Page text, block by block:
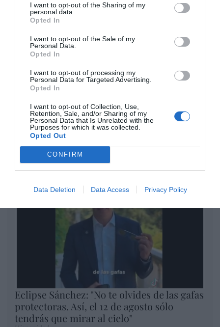
I want to opt-out of the Sharing of my
personal data.
Opted In
I want to opt-out of the Sale of my
Personal Data.
Opted In
I want to opt-out of processing my
Personal Data for Targeted Advertising.
Opted In
I want to opt-out of Collection, Use,
Retention, Sale, and/or Sharing of my
Personal Data that Is Unrelated with the
Purposes for which it was collected.
Opted Out
CONFIRM
Data Deletion Data Access Privacy Policy
son las patentes
Eulogio López
Isabel Pantoja pierde dos pleitos
con Hacienda por 700.000
euros... suma y sigue
Eulogio López
El IBEX 35 cerró la sesión del
miércoles en los 20.057 puntos,
un nuevo récord
Eulogio López
Argumentos
Eclipse Sánchez: "No te olvides de las gafas
protectoras. Así, el 12 de agosto sólo
tendrás que mirar al cielo"